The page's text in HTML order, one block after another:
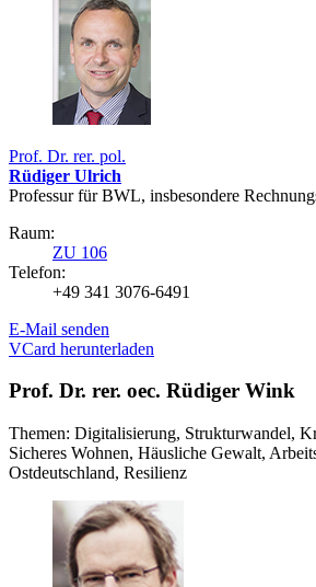
Prof. Dr. rer. pol.
Rüdiger Ulrich
Professur für BWL, insbesondere
Raum:
ZU 106
Telefon:
+49 341 3076-6491
E-Mail senden
VCard herunterladen
Prof. Dr. rer. oec. Rüdiger Wink
Themen: Digitalisierung, Strukturwandel,
Sicheres Wohnen, Häusliche Gewalt,
Ostdeutschland, Resilienz